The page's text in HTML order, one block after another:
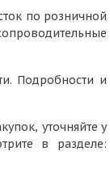
по розничной
Подробности и
уточняйте у
в разделе: